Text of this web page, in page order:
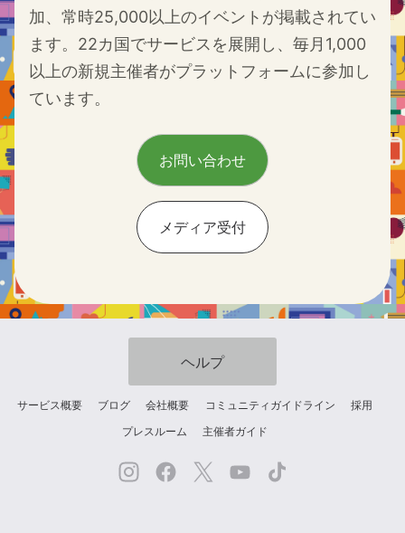
加、常時25,000以上のイベントが掲載されてい
ます。22カ国でサービスを展開し、毎月1,000
以上の新規主催者がプラットフォームに参加し
ています。
お問い合わせ
メディア受付
ヘルプ
サービス概要 ブログ 会社概要 コミュニティガイドライン 採用
プレスルーム 主催者ガイド